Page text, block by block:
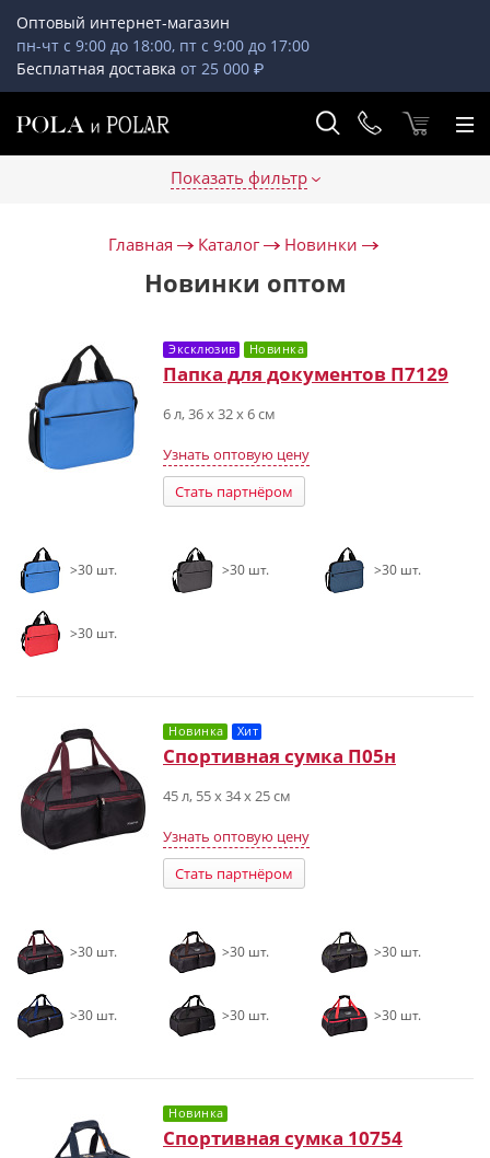
Оптовый интернет-магазин
пн-чт с 9:00 до 18:00, пт с 9:00 до 17:00
Бесплатная доставка от 25 000 ₽
Показать фильтр
Главная Каталог Новинки
Новинки оптом
Эксклюзив Новинка
Папка для документов П7129
6 л, 36 х 32 х 6 см
Узнать оптовую цену
Стать партнёром
>30 шт. >30 шт. >30 шт.
>30 шт.
Новинка Хит
Спортивная сумка П05н
45 л, 55 х 34 х 25 см
Узнать оптовую цену
Стать партнёром
>30 шт. >30 шт. >30 шт.
>30 шт. >30 шт. >30 шт.
Новинка
Спортивная сумка 10754